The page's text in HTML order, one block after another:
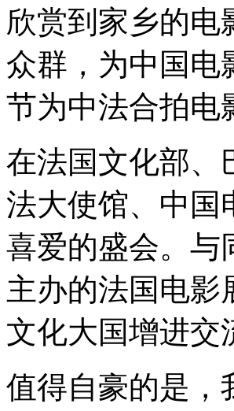
欣赏到家乡的电
众群，为中国电
节为中法合拍电
在法国文化部、
法大使馆、中国
喜爱的盛会。与
主办的法国电影
文化大国增进交
值得自豪的是，